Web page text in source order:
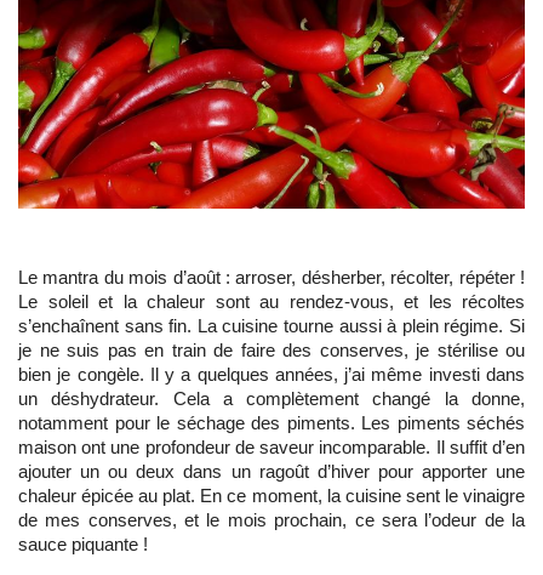
Le mantra du mois d’août : arroser, désherber, récolter, répéter !
Le soleil et la chaleur sont au rendez-vous, et les récoltes
s’enchaînent sans fin. La cuisine tourne aussi à plein régime. Si
je ne suis pas en train de faire des conserves, je stérilise ou
bien je congèle. Il y a quelques années, j’ai même investi dans
un déshydrateur. Cela a complètement changé la donne,
notamment pour le séchage des piments. Les piments séchés
maison ont une profondeur de saveur incomparable. Il suffit d’en
ajouter un ou deux dans un ragoût d’hiver pour apporter une
chaleur épicée au plat. En ce moment, la cuisine sent le vinaigre
de mes conserves, et le mois prochain, ce sera l’odeur de la
sauce piquante !